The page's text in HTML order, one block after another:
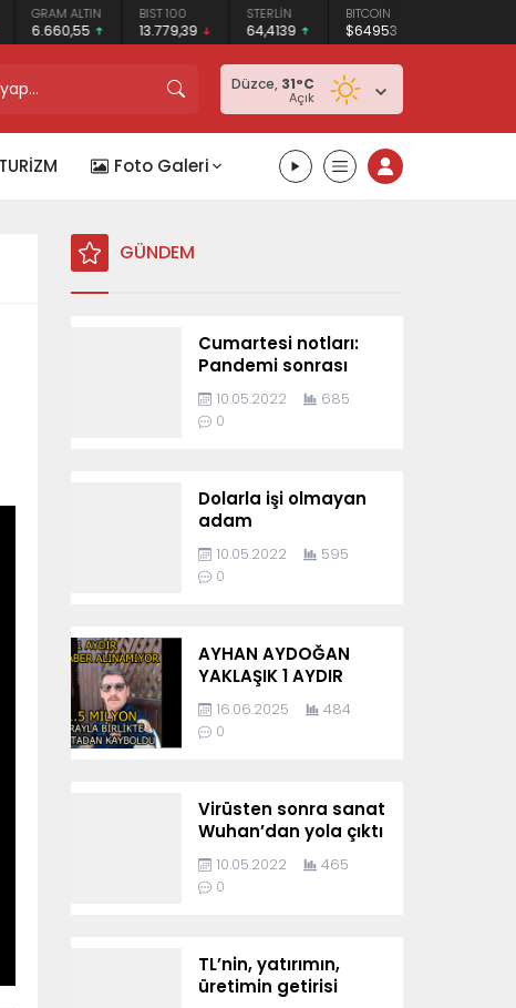
BIST 100
13.779,39
STERLİN
64,4139
BITCOIN
$64953
ETHEREUM
$1919.52
Düzce, 31°C
Açık
TURİZM Foto Galeri
GÜNDEM
Cumartesi notları:
Pandemi sonrası
takım elbise biter!
10.05.2022
685
0
Dolarla işi olmayan
adam
10.05.2022
595
0
AYHAN AYDOĞAN
YAKLAŞIK 1 AYDIR
KAYIP16.06.2025
484
0
Virüsten sonra sanat
Wuhan’dan yola çıktı
10.05.2022
465
0
TL’nin, yatırımın,
üretimin getirisi